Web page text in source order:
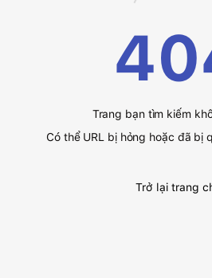
Trang bạn tìm kiếm
Có thể URL bị hỏng hoặc đã bị
Trở lại trang